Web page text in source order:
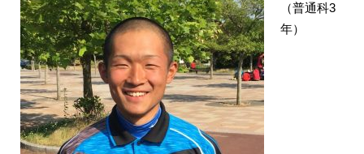
（普通科3
年）